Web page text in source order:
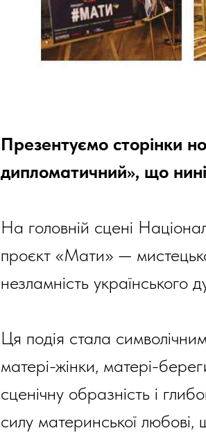
Презентуємо сторінки
дипломатичний», що
На головній сцені
проєкт «Мати» —
незламність українського
Ця подія стала
матері-жінки, матері-
сценічну образність і
силу материнської любові,